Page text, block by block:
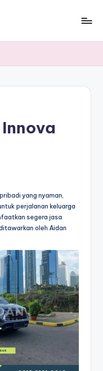
yang nyaman,
perjalanan keluarga
segera jasa
oleh Aidan